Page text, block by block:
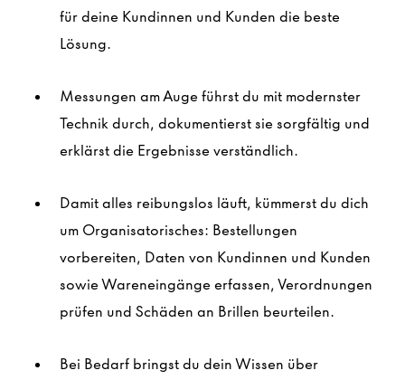
für deine Kundinnen und Kunden die beste
Lösung.
Messungen am Auge führst du mit modernster
Technik durch, dokumentierst sie sorgfältig und
erklärst die Ergebnisse verständlich.
Damit alles reibungslos läuft, kümmerst du dich
um Organisatorisches: Bestellungen
vorbereiten, Daten von Kundinnen und Kunden
sowie Wareneingänge erfassen, Verordnungen
prüfen und Schäden an Brillen beurteilen.
Bei Bedarf bringst du dein Wissen über